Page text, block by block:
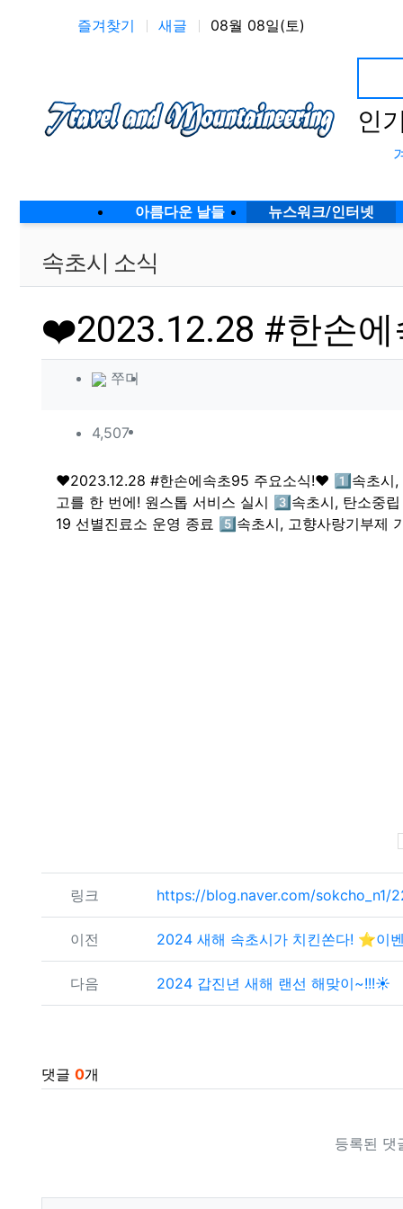
상단 네비
즐겨찾기 새글 08월 08일(토)
인
메인 메뉴 아름다운 날들 뉴스워크/인터넷
속초시 소식
❤️2023.12.28 #한손
작성자 정보
쭈미
컨텐츠 정보
4,507조회
본문
❤️2023.12.28 #한손에속초95 주요소식!❤️ 1️⃣속초시,
고를 한 번에! 원스톱 서비스 실시 3️⃣속초시, 탄소중
19 선별진료소 운영 종료 5️⃣속초시, 고향사랑기부제
관련자료
링크 https://blog.naver.com/sokcho_n1/
이전 2024 새해 속초시가 치킨쏜다! ⭐이
다음 2024 갑진년 새해 랜선 해맞이~!!!☀️
댓글 0개
등록된 댓